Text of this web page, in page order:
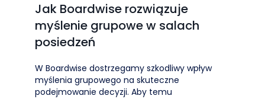
Jak Boardwise rozwiązuje
myślenie grupowe w salach
posiedzeń
W Boardwise dostrzegamy szkodliwy wpływ
myślenia grupowego na skuteczne
podejmowanie decyzji. Aby temu